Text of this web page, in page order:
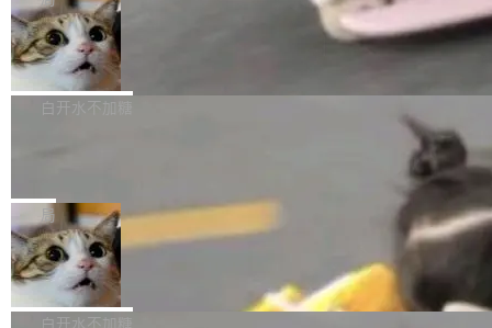
l 迁移或唤醒时，新宿主从 S3 恢复 SQLite 数据
库继续执行。存储库是持久化的唯一真相...
te 17 Pro、OPPO K15，要么是vivo X300 E这
样的次旗舰。 Galaxy Z Fold8 Ultra / Z Fold8 /
Z Flip8三款折叠屏新机均在7月22日发布，且全
部搭载骁龙8 Elite Gen5 for Galaxy，它们本该
本控制系统。目前处于 Early Access 阶段。 De
ltaDB 的核心思路直接写在 landing page 最显
眼的位置：「Software is made between com
mits」——软件是在 commit 之间写出来的。git
是把这段空隙补上。 回退到任何一次编辑：Delt
aDB 捕获 commit 之间的每一次操作，...
SpaceXAI 单季资本开支达 183 亿美元
根据风险投资人Tomer Tunguz 博客（VC 分
析）披露的最新分析与第二季度业绩报告，Spac
微软同期总资本开支的四成。 与亚马逊、Alpha
bet、微软以及 Meta 等传统科技巨头相比，Spa
ceXAI的资金消耗速度尤为引人瞩目。然而，支
撑庞大支出的资金来源却呈现出截然不同的面
貌。数据显示，微软和 Meta 主要依托充沛的经
白开水不加糖
一个在终端里运行的编程 agent；Muse Spark
1.2，驱动这个 agent 的新模型。一句话概括：
你可以用 curl -fsSL https://dev.meta.ai/install.
sh | bash 安装一个能在大项目里自动规划、写
代码、验证结果的 AI 终端工具。 据介绍，Muse
局
美团开源 LoHoSearch，用知识图谱校
准 AI 能力认知
机器出题的前提，是让机器拥有全局视野。整个
构建流程可以分为四个环节：建图 → 控制难度
白开水不加糖